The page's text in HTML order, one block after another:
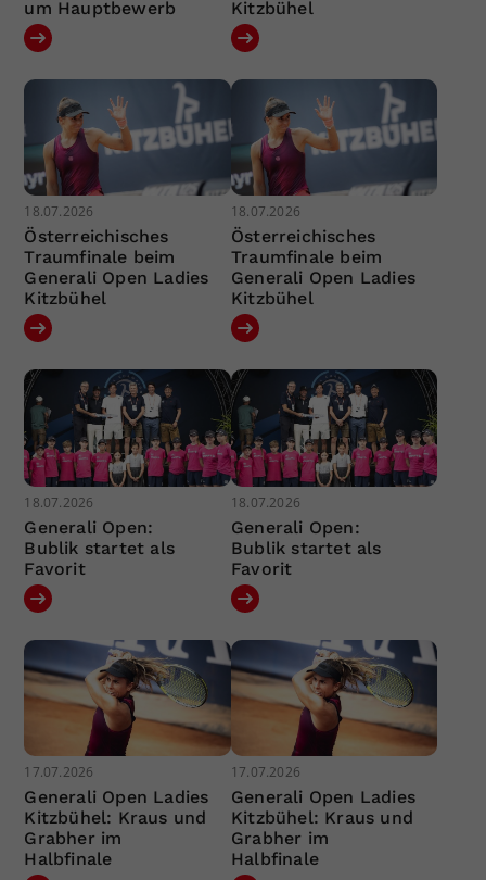
um Hauptbewerb Kitzbühel
18.07.2026
Österreichisches
Traumfinale beim
Generali Open Ladies
Kitzbühel
18.07.2026
Österreichisches
Traumfinale beim
Generali Open Ladies
Kitzbühel
18.07.2026
Generali Open:
Bublik startet als
Favorit
18.07.2026
Generali Open:
Bublik startet als
Favorit
17.07.2026
Generali Open Ladies
Kitzbühel: Kraus und
Grabher im
Halbfinale
17.07.2026
Generali Open Ladies
Kitzbühel: Kraus und
Grabher im
Halbfinale